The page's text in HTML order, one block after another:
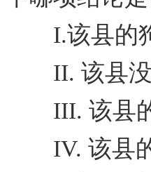
I.该县的狗
II. 该县没
III. 该县的
IV. 该县的